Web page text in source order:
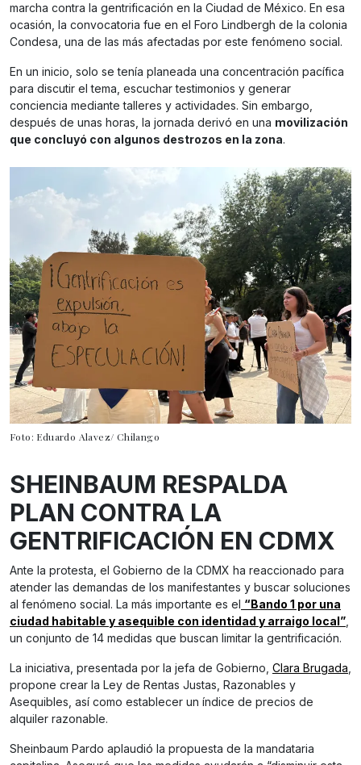
marcha contra la gentrificación en la Ciudad de México. En esa
ocasión, la convocatoria fue en el Foro Lindbergh de la colonia
Condesa, una de las más afectadas por este fenómeno social.
En un inicio, solo se tenía planeada una concentración pacífica
para discutir el tema, escuchar testimonios y generar
conciencia mediante talleres y actividades. Sin embargo,
después de unas horas, la jornada derivó en una movilización
que concluyó con algunos destrozos en la zona.
Foto: Eduardo Alavez/ Chilango
SHEINBAUM RESPALDA
PLAN CONTRA LA
GENTRIFICACIÓN EN CDMX
Ante la protesta, el Gobierno de la CDMX ha reaccionado para
atender las demandas de los manifestantes y buscar soluciones
al fenómeno social. La más importante es el “Bando 1 por una
ciudad habitable y asequible con identidad y arraigo local”
un conjunto de 14 medidas que buscan limitar la gentrificación.
La iniciativa, presentada por la jefa de Gobierno, Clara Brugada
propone crear la Ley de Rentas Justas, Razonables y
Asequibles, así como establecer un índice de precios de
alquiler razonable.
Sheinbaum Pardo aplaudió la propuesta de la mandataria